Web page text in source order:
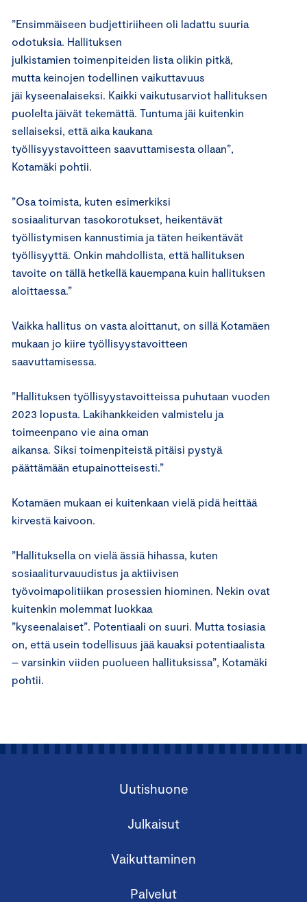
”Ensimmäiseen budjettiriiheen oli ladattu suuria
odotuksia. Hallituksen
julkistamien toimenpiteiden lista olikin pitkä
mutta keinojen todellinen vaikuttavuus
jäi kyseenalaiseksi. Kaikki vaikutusarviot hallituksen
puolelta jäivät tekemättä. Tuntuma jäi kuitenkin
sellaiseksi, että aika kaukana
työllisyystavoitteen saavuttamisesta ollaan”,
Kotamäki pohtii.
”Osa toimista, kuten esimerkiksi
sosiaaliturvan tasokorotukset heikentävät
työllistymisen kannustimia ja täten heikentävät
työllisyyttä. Onkin mahdollista, että hallituksen
tavoite on tällä hetkellä kauempana kuin hallituksen
aloittaessa.”
Vaikka hallitus on vasta aloittanut, on sillä Kotamäen
mukaan jo kiire työllisyystavoitteen
saavuttamisessa.
”Hallituksen työllisyystavoitteissa puhutaan vuoden
2023 lopusta. Lakihankkeiden valmistelu ja
toimeenpano vie aina oman
aikansa Siksi toimenpiteistä pitäisi pystyä
päättämään etupainotteisesti. ”
Kotamäen mukaan ei kuitenkaan vielä pidä heittää
kirvestä kaivoon.
”Hallituksella on vielä ässiä hihassa, kuten
sosiaaliturvauudistus ja aktiivisen
työvoimapolitiikan prosessien hiominen. Nekin ovat
kuitenkin molemmat luokkaa
”kyseenalaiset”. Potentiaali on suuri. Mutta tosiasia
on, että usein todellisuus jää kauaksi potentiaalista
– varsinkin viiden puolueen hallituksissa”, Kotamäki
pohtii.
Uutishuone
Julkaisut
Vaikuttaminen
Palvelut